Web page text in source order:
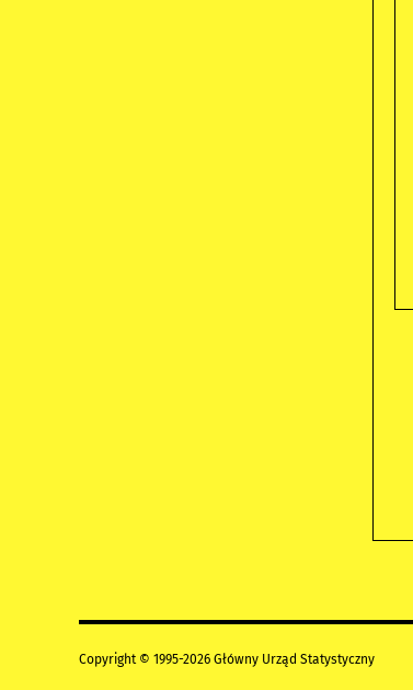
Copyright © 1995-2026 Główny Urząd Statystyczny